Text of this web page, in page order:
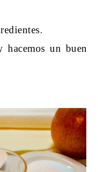
hacemos un buen